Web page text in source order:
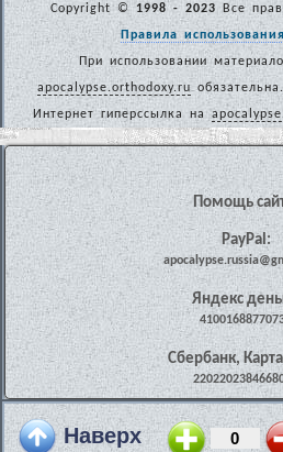
Copyright © 1998 - 2023 Все
Правила
При использовании
apocalypse.orthodoxy.ru
Интернет гиперссылка на
Помощь
PayPal:
Яндекс
Сбербанк,
Наверх